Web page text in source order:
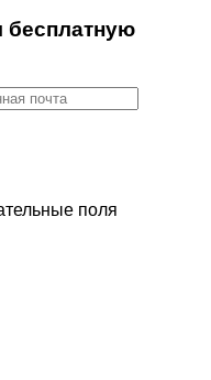
бесплатную
поля